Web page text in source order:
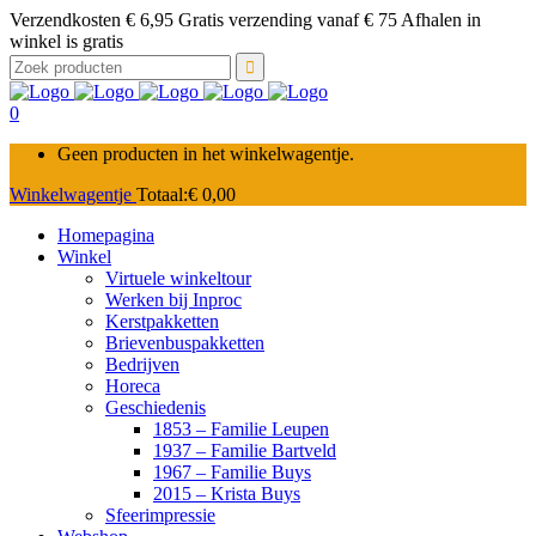
Verzendkosten € 6,95 Gratis verzending vanaf € 75 Afhalen in
winkel is gratis
Zoek
naar:
0
Geen producten in het winkelwagentje.
Winkelwagentje Totaal:€ 0,00
Homepagina
Winkel
Virtuele winkeltour
Werken bij Inproc
Kerstpakketten
Brievenbuspakketten
Bedrijven
Horeca
Geschiedenis
1853 – Familie Leupen
1937 – Familie Bartveld
1967 – Familie Buys
2015 – Krista Buys
Sfeerimpressie